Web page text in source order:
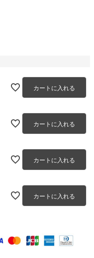
カートに入れる
カートに入れる
カートに入れる
カートに入れる